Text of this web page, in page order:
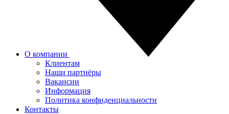
О компании
Клиентам
Наши партнёры
Вакансии
Информация
Политика конфиденциальности
Контакты